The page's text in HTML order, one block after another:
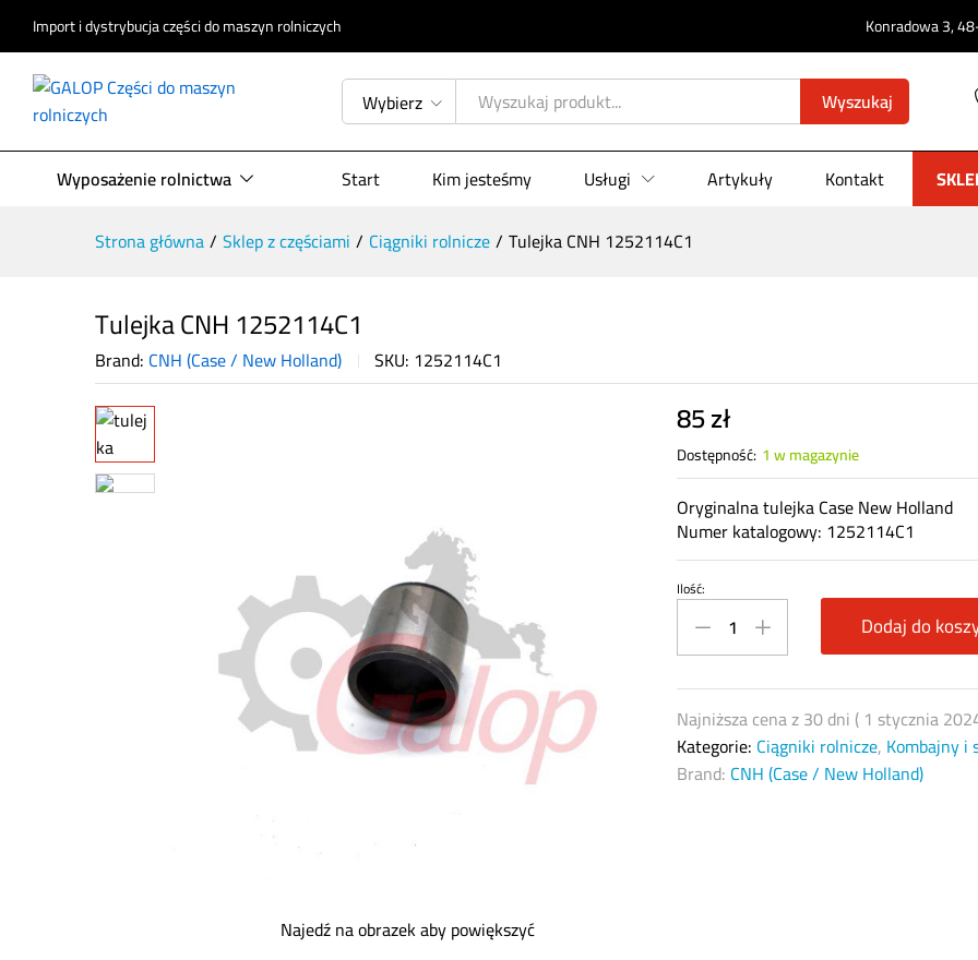
Import i dystrybucja części do maszyn rolniczych Konradowa 3,
Wybierz Wyszukaj
Wyposażenie rolnictwa Start Kim jesteśmy Usługi Artykuły Kontakt
Strona główna/ Sklep z częściami / Ciągniki rolnicze/ Tulejka CNH 1252114C1
Tulejka CNH 1252114C1
Brand: CNH (Case / New Holland) SKU: 1252114C1
Najedź na obrazek aby powiększyć
85zł
Dostępność: 1 w magazynie
Oryginalna tulejka Case New Holland
Numer katalogowy: 1252114C1
Tulejka
CNH
1252114C1
Ilość:
Dodaj do
Najniższa cena z 30 dni ( 1 stycznia
Kategorie: Ciągniki rolnicze, Kombajny i
Brand: CNH (Case / New Holland)
Opis produktu Specyfikacja